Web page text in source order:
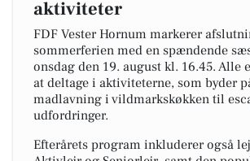
aktiviteter
FDF Vester Hornum markerer
sommerferien med en spændende
onsdag den 19. august kl. 16.45. Alle
at deltage i aktiviteterne, som byder
madlavning i vildmarkskøkken til
udfordringer.
Efterårets program inkluderer også